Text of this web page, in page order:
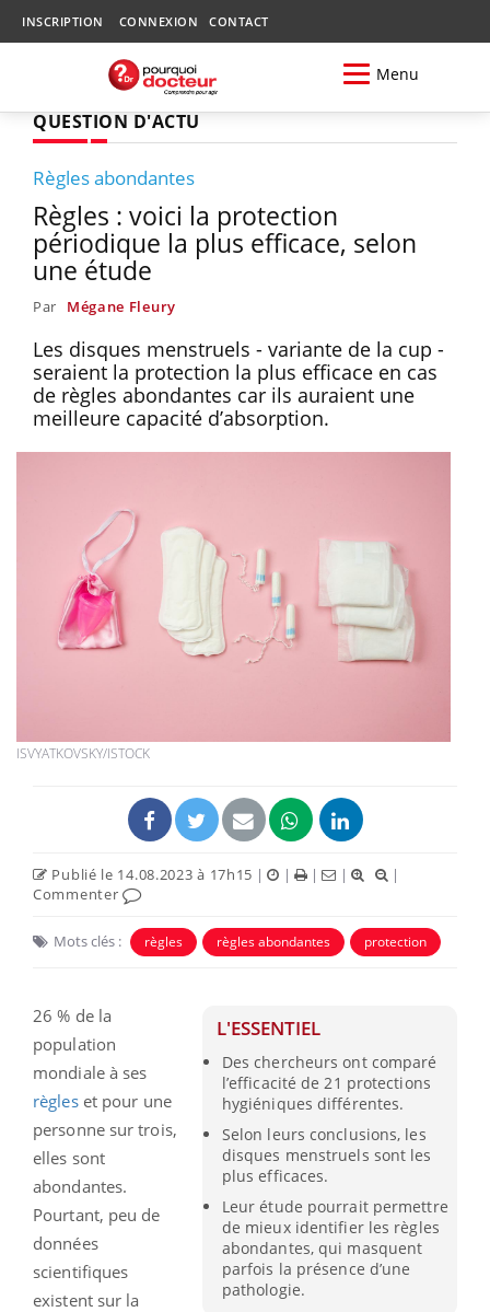
INSCRIPTION CONNEXION CONTACT
Menu
QUESTION D'ACTU
Règles abondantes
Règles : voici la protection
périodique la plus efficace, selon
une étude
Par Mégane Fleury
Les disques menstruels - variante de la cup -
seraient la protection la plus efficace en cas
de règles abondantes car ils auraient une
meilleure capacité d’absorption.
ISVYATKOVSKY/ISTOCK
Publié le 14.08.2023 à 17h15 | | | |
|
Commenter
Mots clés : règles règles abondantes protection
L'ESSENTIEL
Des chercheurs ont comparé
l’efficacité de 21 protections
hygiéniques différentes.
Selon leurs conclusions, les
disques menstruels sont les
plus efficaces.
Leur étude pourrait permettre
de mieux identifier les règles
abondantes, qui masquent
parfois la présence d’une
pathologie.
26 % de la
population
mondiale à ses
règleset pour une
personne sur trois,
elles sont
abondantes.
Pourtant, peu de
données
scientifiques
existent sur la